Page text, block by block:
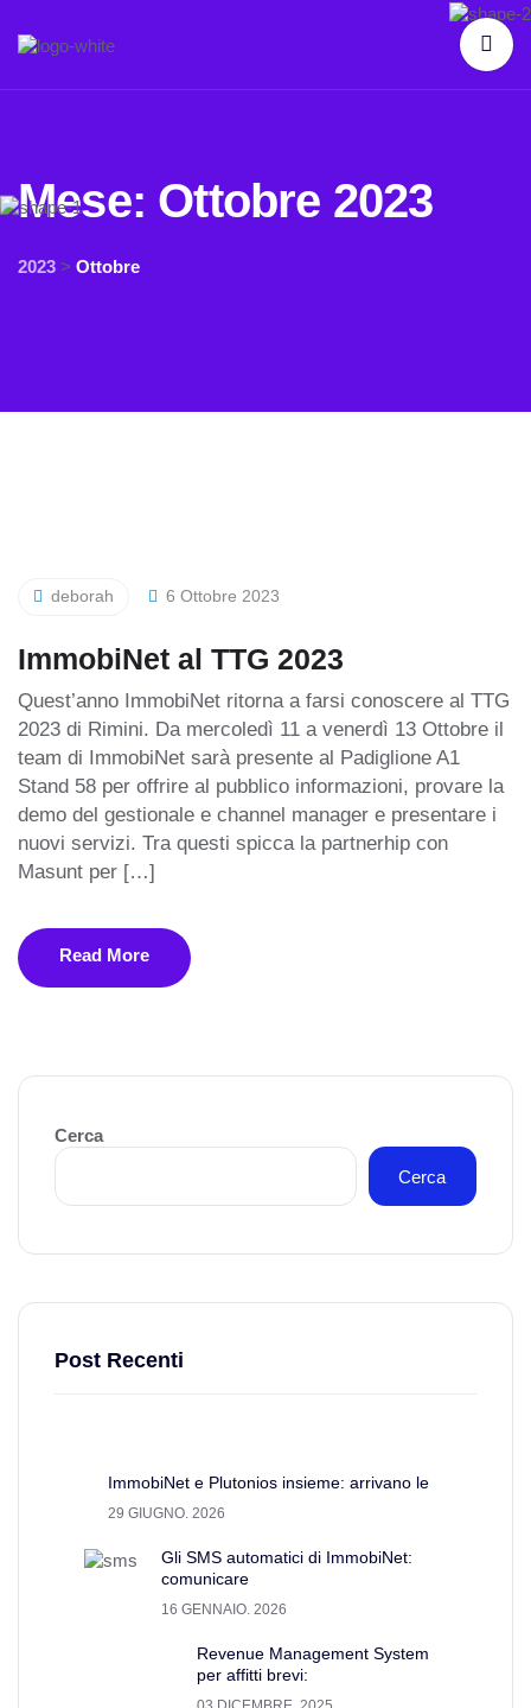
Mese: Ottobre 2023
2023 > Ottobre
deborah 6 Ottobre 2023
ImmobiNet al TTG 2023
Quest’anno ImmobiNet ritorna a farsi conoscere al TTG
2023 di Rimini. Da mercoledì 11 a venerdì 13 Ottobre il
team di ImmobiNet sarà presente al Padiglione A1
Stand 58 per offrire al pubblico informazioni, provare la
demo del gestionale e channel manager e presentare i
nuovi servizi. Tra questi spicca la partnerhip con
Masunt per […]
Read More
Cerca
Cerca
Post Recenti
ImmobiNet e Plutonios insieme: arrivano le
29 GIUGNO. 2026
Gli SMS automatici di ImmobiNet:
comunicare
16 GENNAIO. 2026
Revenue Management System
per affitti brevi: